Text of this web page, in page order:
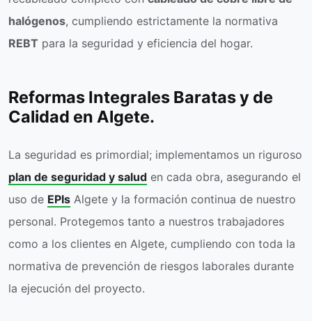
halógenos, cumpliendo estrictamente la normativa
REBT para la seguridad y eficiencia del hogar.
Reformas Integrales Baratas y de
Calidad en Algete.
La seguridad es primordial; implementamos un riguroso
plan de seguridad y salud en cada obra, asegurando el
uso de EPIs Algete y la formación continua de nuestro
personal. Protegemos tanto a nuestros trabajadores
como a los clientes en Algete, cumpliendo con toda la
normativa de prevención de riesgos laborales durante
la ejecución del proyecto.